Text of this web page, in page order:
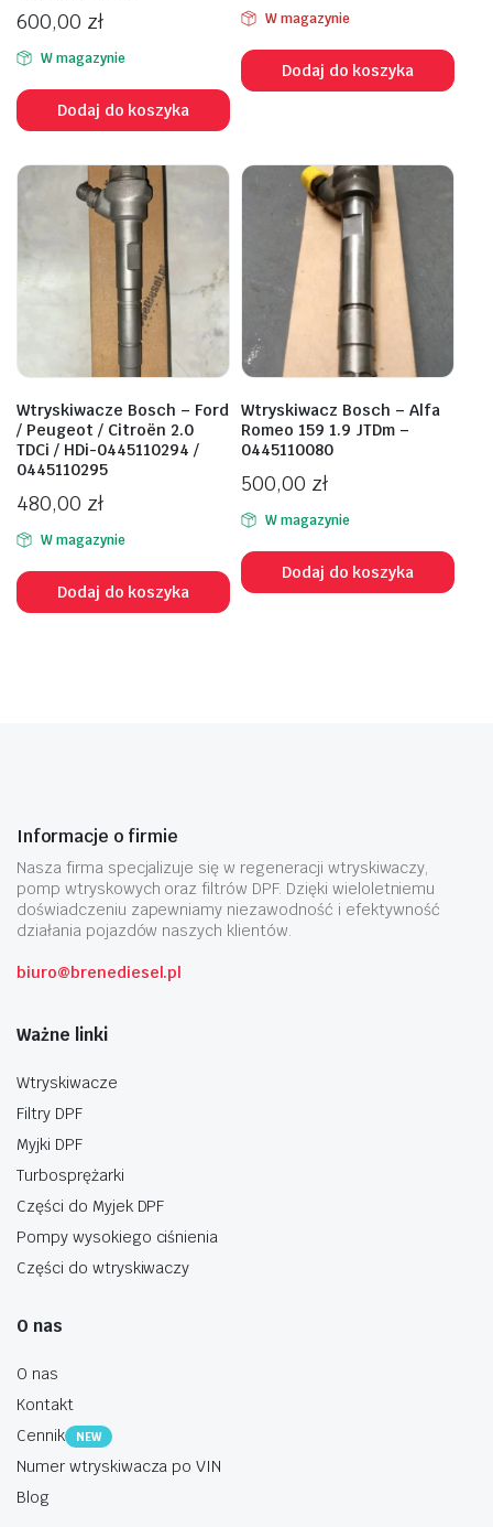
600,00 zł
W magazynie
Dodaj do koszyka
W magazynie
Dodaj do koszyka
Wtryskiwacze Bosch – Ford
/ Peugeot / Citroën 2.0
TDCi / HDi-0445110294 /
0445110295
480,00 zł
W magazynie
Dodaj do koszyka
Wtryskiwacz Bosch – Alfa
Romeo 159 1.9 JTDm –
0445110080
500,00 zł
W magazynie
Dodaj do koszyka
Informacje o firmie
Nasza firma specjalizuje się w regeneracji wtryskiwaczy,
pomp wtryskowych oraz filtrów DPF. Dzięki wieloletniemu
doświadczeniu zapewniamy niezawodność i efektywność
działania pojazdów naszych klientów.
biuro@brenediesel.pl
Ważne linki
Wtryskiwacze
Filtry DPF
Myjki DPF
Turbosprężarki
Części do Myjek DPF
Pompy wysokiego ciśnienia
Części do wtryskiwaczy
O nas
O nas
Kontakt
Cennik
NEW
Numer wtryskiwacza po VIN
Blog